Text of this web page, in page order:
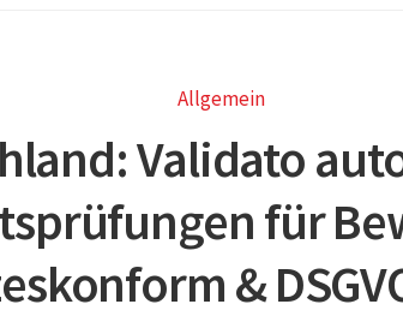
Allgemein
Validato
für
&